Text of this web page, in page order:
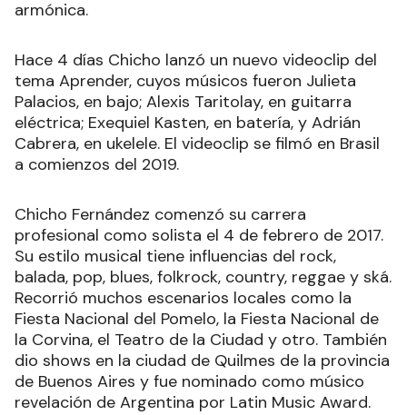
armónica.
Hace 4 días Chicho lanzó un nuevo videoclip del
tema Aprender, cuyos músicos fueron Julieta
Palacios, en bajo; Alexis Taritolay, en guitarra
eléctrica; Exequiel Kasten, en batería, y Adrián
Cabrera, en ukelele. El videoclip se filmó en Brasil
a comienzos del 2019.
Chicho Fernández comenzó su carrera
profesional como solista el 4 de febrero de 2017.
Su estilo musical tiene influencias del rock,
balada, pop, blues, folkrock, country, reggae y ská.
Recorrió muchos escenarios locales como la
Fiesta Nacional del Pomelo, la Fiesta Nacional de
la Corvina, el Teatro de la Ciudad y otro. También
dio shows en la ciudad de Quilmes de la provincia
de Buenos Aires y fue nominado como músico
revelación de Argentina por Latin Music Award.